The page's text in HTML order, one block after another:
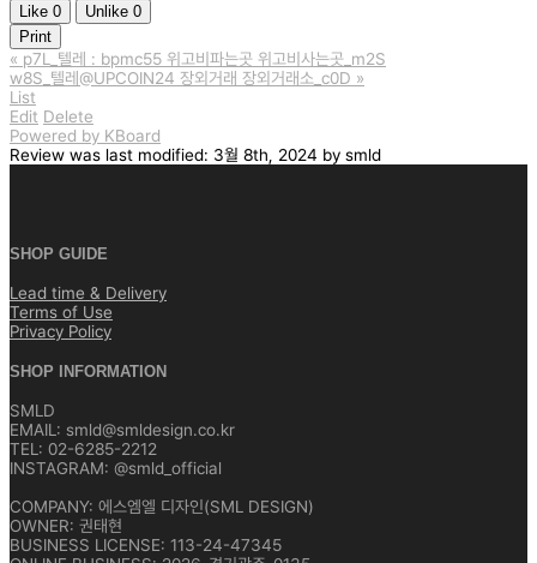
Like 0 Unlike 0
Print
« p7L_텔레 : bpmc55 위고비파는곳 위고비사는곳_m2S
w8S_텔레@UPCOIN24 장외거래 장외거래소_c0D »
List
Edit Delete
Powered by KBoard
Review was last modified: 3월 8th, 2024 by smld
SHOP GUIDE
Lead time & Delivery
Terms of Use
Privacy Policy
SHOP INFORMATION
SMLD
EMAIL: smld@smldesign.co.kr
TEL: 02-6285-2212
INSTAGRAM: @smld_official
COMPANY: 에스엠엘 디자인(SML DESIGN)
OWNER: 권태현
BUSINESS LICENSE: 113-24-47345